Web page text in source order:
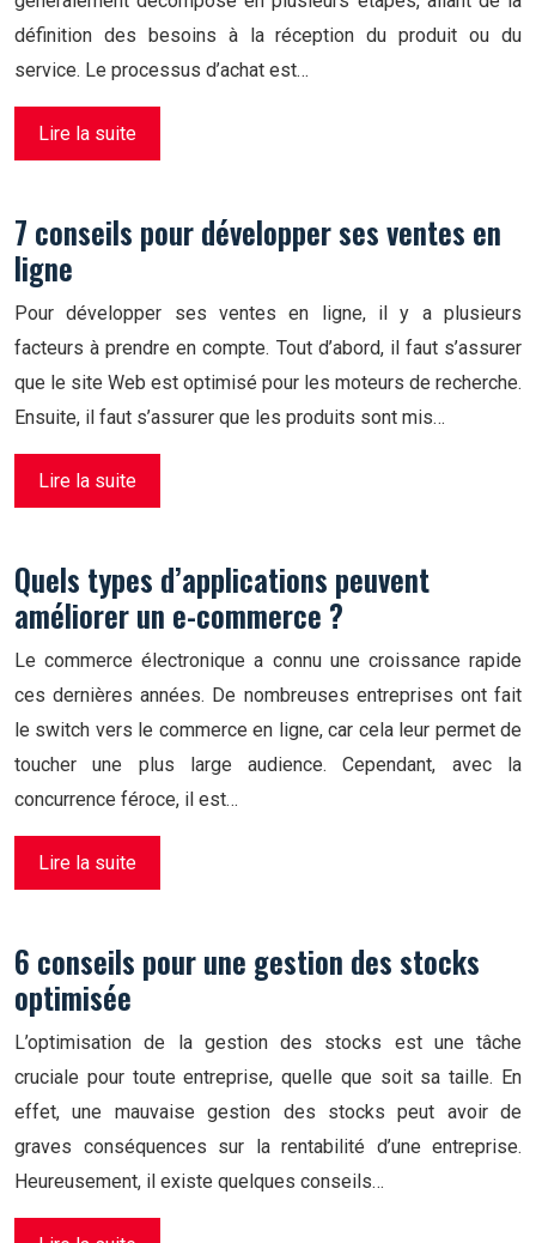
définition des besoins à la réception du produit ou du
service. Le processus d’achat est…
Lire la suite
7 conseils pour développer ses ventes en
ligne
Pour développer ses ventes en ligne, il y a plusieurs
facteurs à prendre en compte. Tout d’abord, il faut s’assurer
que le site Web est optimisé pour les moteurs de recherche.
Ensuite, il faut s’assurer que les produits sont mis…
Lire la suite
Quels types d’applications peuvent
améliorer un e-commerce ?
Le commerce électronique a connu une croissance rapide
ces dernières années. De nombreuses entreprises ont fait
le switch vers le commerce en ligne, car cela leur permet de
toucher une plus large audience. Cependant, avec la
concurrence féroce, il est…
Lire la suite
6 conseils pour une gestion des stocks
optimisée
L’optimisation de la gestion des stocks est une tâche
cruciale pour toute entreprise, quelle que soit sa taille. En
effet, une mauvaise gestion des stocks peut avoir de
graves conséquences sur la rentabilité d’une entreprise.
Heureusement, il existe quelques conseils…